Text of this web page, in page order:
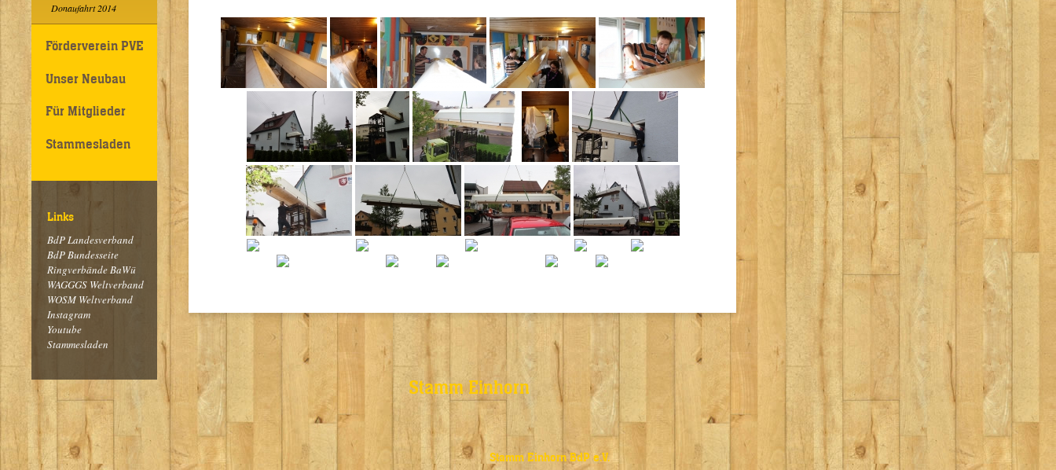
Donaufahrt 2014
Förderverein PVE
Unser Neubau
Für Mitglieder
Stammesladen
Links
BdP Landesverband
BdP Bundesseite
Ringverbände BaWü
WAGGGS Weltverband
WOSM Weltverband
Instagram
Youtube
Stammesladen
Stamm Einhorn
Stamm Einhorn BdP e.V.